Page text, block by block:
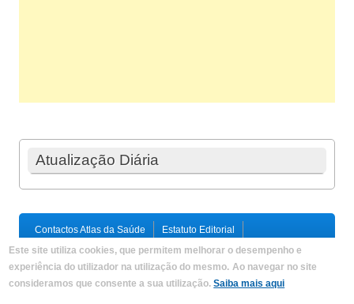
Atualização Diária
Contactos Atlas da Saúde
Estatuto Editorial
Ficha Técnica
Política de Privacidade / Termos e Condições
Mapa do Site
Este site utiliza cookies, que permitem melhorar o desempenho e
experiência do utilizador na utilização do mesmo. Ao navegar no site
consideramos que consente a sua utilização.Saiba mais aqui